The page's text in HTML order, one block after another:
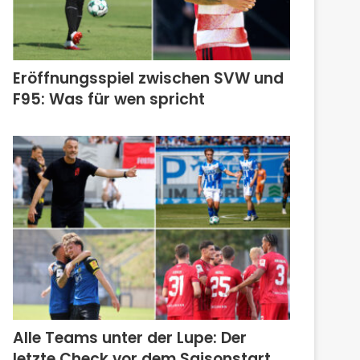
Eröffnungsspiel zwischen SVW und
F95: Was für wen spricht
Alle Teams unter der Lupe: Der